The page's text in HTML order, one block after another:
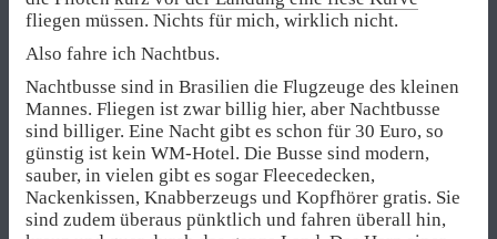
fliegen müssen. Nichts für mich, wirklich nicht.
Also fahre ich Nachtbus.
Nachtbusse sind in Brasilien die Flugzeuge des kleinen
Mannes. Fliegen ist zwar billig hier, aber Nachtbusse
sind billiger. Eine Nacht gibt es schon für 30 Euro, so
günstig ist kein WM-Hotel. Die Busse sind modern,
sauber, in vielen gibt es sogar Fleecedecken,
Nackenkissen, Knabberzeugs und Kopfhörer gratis. Sie
sind zudem überaus pünktlich und fahren überall hin,